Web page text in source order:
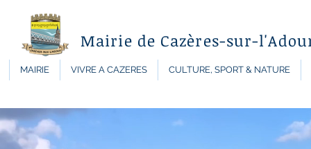
Mairie de Cazères-sur-
MAIRIE VIVRE A CAZERES CULTURE, SPORT & NATURE